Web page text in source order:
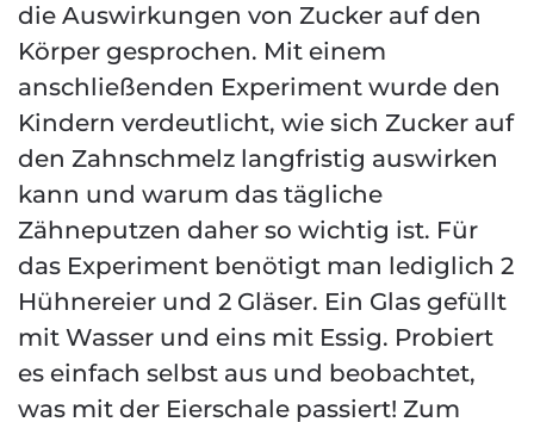
die Auswirkungen von Zucker auf den
Körper gesprochen. Mit einem
anschließenden Experiment wurde den
Kindern verdeutlicht, wie sich Zucker auf
den Zahnschmelz langfristig auswirken
kann und warum das tägliche
Zähneputzen daher so wichtig ist. Für
das Experiment benötigt man lediglich 2
Hühnereier und 2 Gläser. Ein Glas gefüllt
mit Wasser und eins mit Essig. Probiert
es einfach selbst aus und beobachtet,
was mit der Eierschale passiert! Zum